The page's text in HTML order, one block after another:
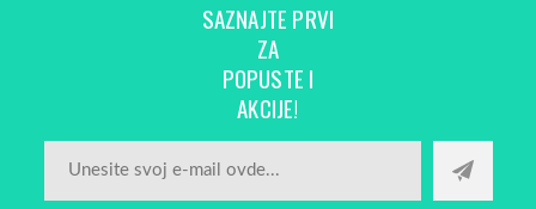
SAZNAJTE PRVI
ZA
POPUSTE I
AKCIJE!